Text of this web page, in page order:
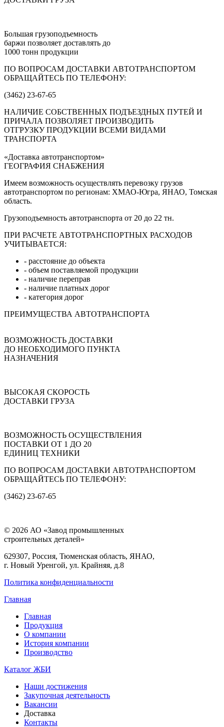
Большая грузоподъемность
баржи позволяет доставлять до
1000 тонн продукции
ПО ВОПРОСАМ ДОСТАВКИ АВТОТРАНСПОРТОМ
ОБРАЩАЙТЕСЬ ПО ТЕЛЕФОНУ:
(3462) 23-67-65
НАЛИЧИЕ СОБСТВЕННЫХ ПОДЪЕЗДНЫХ ПУТЕЙ И
ПРИЧАЛА ПОЗВОЛЯЕТ ПРОИЗВОДИТЬ
ОТГРУЗКУ ПРОДУКЦИИ ВСЕМИ ВИДАМИ
ТРАНСПОРТА
«Доставка автотранспортом»
ГЕОГРАФИЯ СНАБЖЕНИЯ
Имеем возможность осуществлять перевозку грузов
автотранспортом по регионам: ХМАО-Югра, ЯНАО, Томская
область.
Грузоподъемность автотранспорта от 20 до 22 тн.
ПРИ РАСЧЕТЕ АВТОТРАНСПОРТНЫХ РАСХОДОВ
УЧИТЫВАЕТСЯ:
- расстояние до объекта
- объем поставляемой продукции
- наличие переправ
- наличие платных дорог
- категория дорог
ПРЕИМУЩЕСТВА АВТОТРАНСПОРТА
ВОЗМОЖНОСТЬ ДОСТАВКИ
ДО НЕОБХОДИМОГО ПУНКТА
НАЗНАЧЕНИЯ
ВЫСОКАЯ СКОРОСТЬ
ДОСТАВКИ ГРУЗА
ВОЗМОЖНОСТЬ ОСУЩЕСТВЛЕНИЯ
ПОСТАВКИ ОТ 1 ДО 20
ЕДИНИЦ ТЕХНИКИ
ПО ВОПРОСАМ ДОСТАВКИ АВТОТРАНСПОРТОМ
ОБРАЩАЙТЕСЬ ПО ТЕЛЕФОНУ:
(3462) 23-67-65
© 2026 АО «Завод промышленных
строительных деталей»
629307, Россия, Тюменская область, ЯНАО,
г. Новый Уренгой, ул. Крайняя, д.8
Политика конфиденциальности
Главная
Главная
Продукция
О компании
История компании
Производство
Каталог ЖБИ
Наши достижения
Закупочная деятельность
Вакансии
Доставка
Контакты